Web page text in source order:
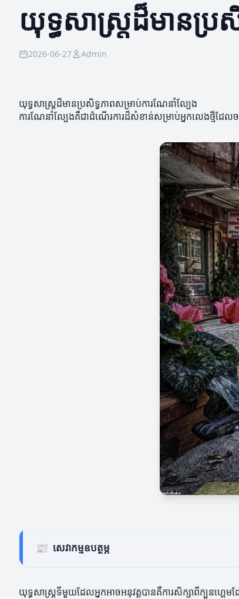
យុទ្ធសាស្ត្រដ៏មានប្រ
2026-06-27 Admin
យុទ្ធសាស្ត្រដ៏មានប្រសិទ្ធភាពសម្រាប់ការណែនាំល្បែង
ការណែនាំល្បែងគឺជាដំណើរការដ៏សំខាន់សម្រាប់អ្នកលេងថ្មីដែល
📰 សេវាកម្មឧបត្ថម្ភ
យុទ្ធសាស្ត្រទីមួយដែលអ្នកអាចអនុវត្តបានគឺការសិក្សាពីក្បួនហ្គ